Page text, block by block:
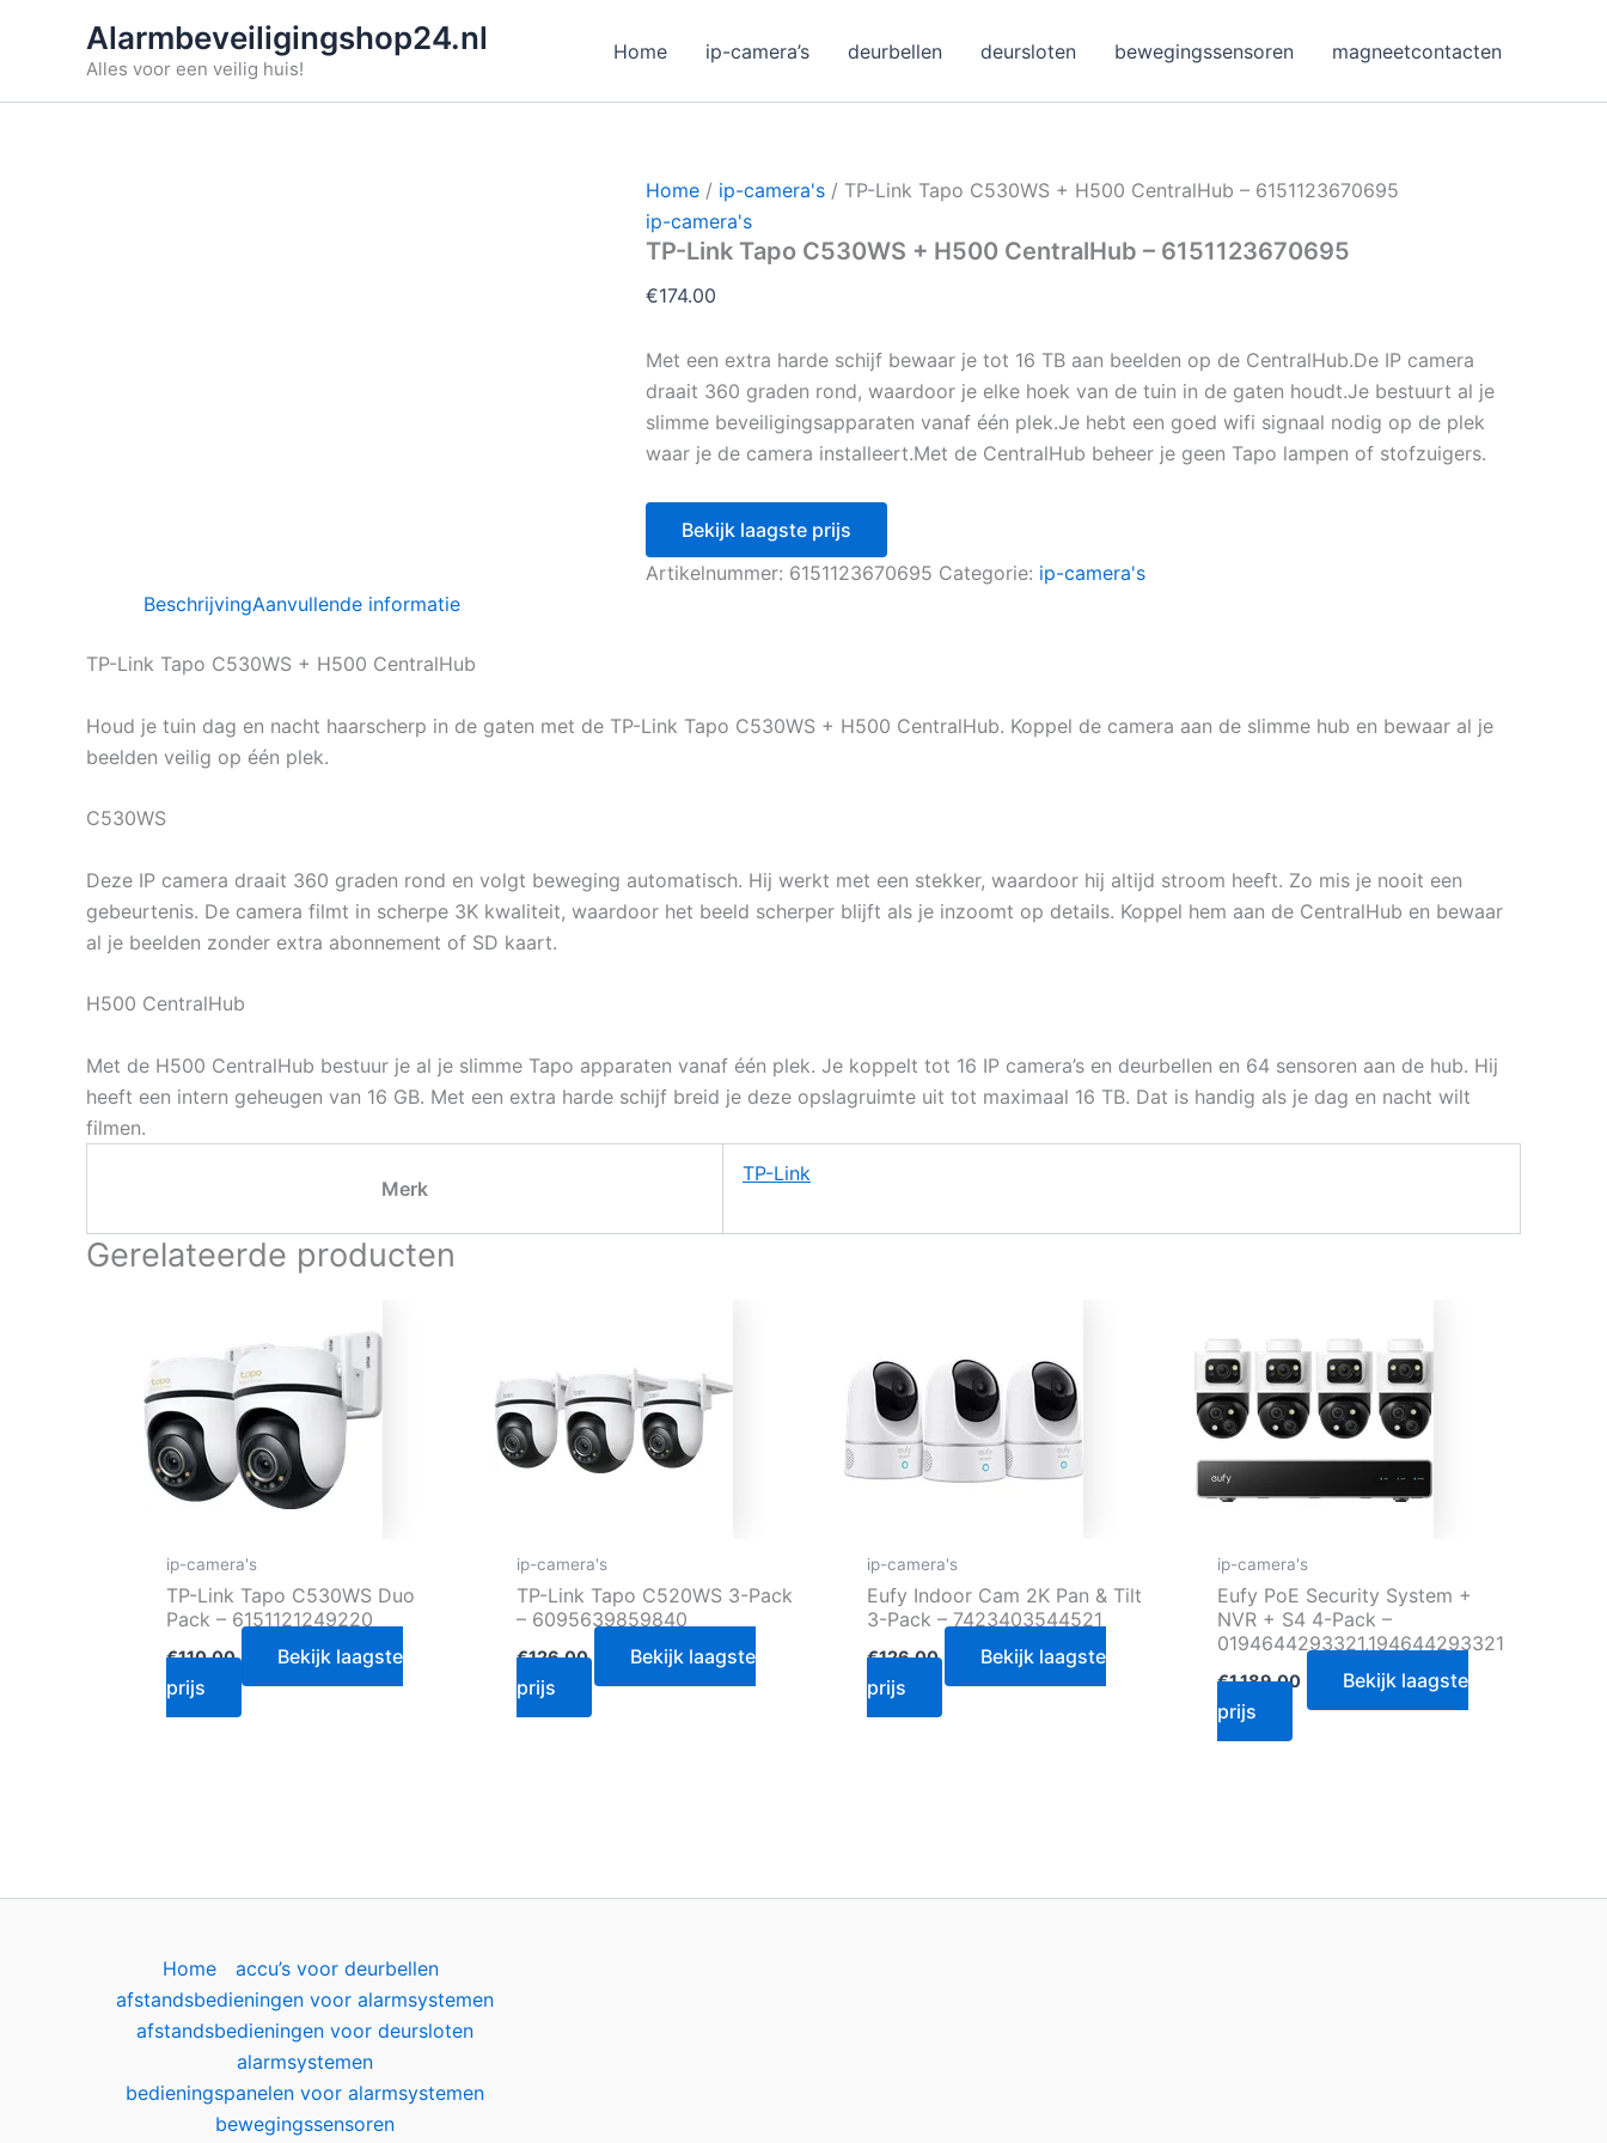
inhoud
Alarmbeveiligingshop24.nl
Alles voor een veilig huis!
Home ip-camera’s deurbellen deursloten bewegingssensoren magneetcontacten
Home / ip-camera's / TP-Link Tapo C530WS + H500 CentralHub – 6151123670695
ip-camera's
TP-Link Tapo C530WS + H500 CentralHub – 6151123670695
€174.00
Met een extra harde schijf bewaar je tot 16 TB aan beelden op de CentralHub.De IP camera
draait 360 graden rond, waardoor je elke hoek van de tuin in de gaten houdt.Je bestuurt al je
slimme beveiligingsapparaten vanaf één plek.Je hebt een goed wifi signaal nodig op de plek
waar je de camera installeert.Met de CentralHub beheer je geen Tapo lampen of stofzuigers.
Bekijk laagste prijs
Artikelnummer: 6151123670695 Categorie: ip-camera's
BeschrijvingAanvullende informatie
TP-Link Tapo C530WS + H500 CentralHub
Houd je tuin dag en nacht haarscherp in de gaten met de TP-Link Tapo C530WS + H500 CentralHub. Koppel de camera aan de slimme hub en bewaar al je
beelden veilig op één plek.
C530WS
Deze IP camera draait 360 graden rond en volgt beweging automatisch. Hij werkt met een stekker, waardoor hij altijd stroom heeft. Zo mis je nooit een
gebeurtenis. De camera filmt in scherpe 3K kwaliteit, waardoor het beeld scherper blijft als je inzoomt op details. Koppel hem aan de CentralHub en bewaar
al je beelden zonder extra abonnement of SD kaart.
H500 CentralHub
Met de H500 CentralHub bestuur je al je slimme Tapo apparaten vanaf één plek. Je koppelt tot 16 IP camera’s en deurbellen en 64 sensoren aan de hub. Hij
heeft een intern geheugen van 16 GB. Met een extra harde schijf breid je deze opslagruimte uit tot maximaal 16 TB. Dat is handig als je dag en nacht wilt
filmen.
Merk
TP-Link
Gerelateerde producten
ip-camera's
TP-Link Tapo C530WS Duo
Pack – 6151121249220
€110.00
Bekijk laagste
prijs
ip-camera's
TP-Link Tapo C520WS 3-Pack
– 6095639859840
€126.00
Bekijk laagste
prijs
ip-camera's
Eufy Indoor Cam 2K Pan & Tilt
3-Pack – 7423403544521
€126.00
Bekijk laagste
prijs
ip-camera's
Eufy PoE Security System +
NVR + S4 4-Pack –
0194644293321,194644293321
€1,189.00
Bekijk laagste
prijs
Home
accu’s voor deurbellen
afstandsbedieningen voor alarmsystemen
afstandsbedieningen voor deursloten
alarmsystemen
bedieningspanelen voor alarmsystemen
bewegingssensoren